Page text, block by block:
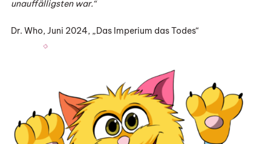
unauffälligsten war.“
Dr. Who, Juni 2024, „Das Imperium das Todes“